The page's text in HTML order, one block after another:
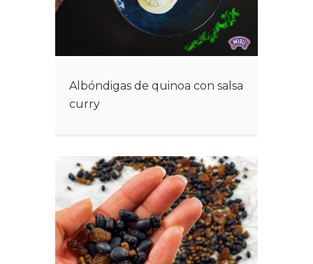
Albóndigas de quinoa con salsa
curry